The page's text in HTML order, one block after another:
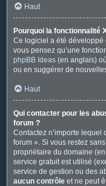
Haut
Pourquoi la fonctionnalité
Ce logiciel a été développé
vous pensez qu’une
phpBB Ideas (en anglais)
ou en suggérer de
Haut
Qui contacter pour les
forum ?
Contactez n’importe lequel
forum ». Si vous restez
propriétaire du domaine
service gratuit est utilisé
service de gestion ou des
aucun contrôle et ne peut